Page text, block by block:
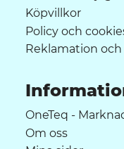
Köpvillkor
Policy och
Reklamation
OneTeq -
Om oss